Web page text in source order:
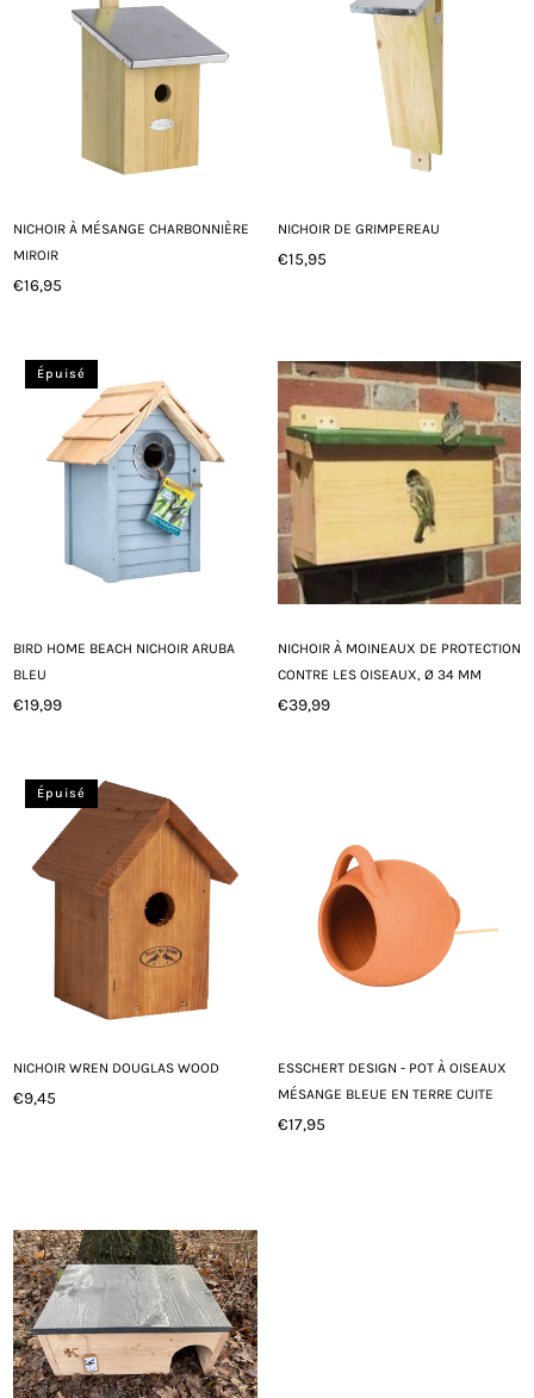
NICHOIR À MÉSANGE CHARBONNIÈRE
MIROIR
Prix
€16,95
NICHOIR DE GRIMPEREAU
Prix
€15,95
Épuisé
BIRD HOME BEACH NICHOIR ARUBA
BLEU
Prix
€19,99
NICHOIR À MOINEAUX DE PROTECTION
CONTRE LES OISEAUX, Ø 34 MM
Prix
€39,99
Épuisé
NICHOIR WREN DOUGLAS WOOD
Prix
€9,45
ESSCHERT DESIGN - POT À OISEAUX
MÉSANGE BLEUE EN TERRE CUITE
Prix
€17,95